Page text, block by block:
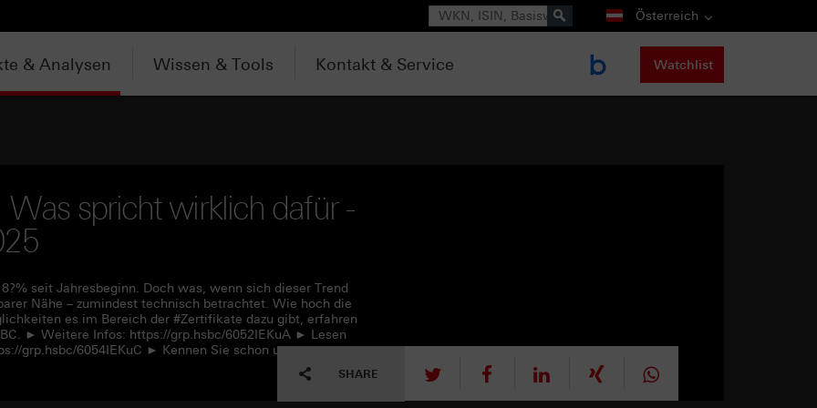
Suche Österreich
& Analysen Wissen & Tools Kontakt & Service Watchlist
spricht wirklich dafür -
seit Jahresbeginn. Doch was, wenn sich dieser Trend
Nähe – zumindest technisch betrachtet. Wie hoch die
es im Bereich der #Zertifikate dazu gibt, erfahren
► Weitere Infos: https://grp.hsbc/6052IEKuA ► Lesen
grp.hsbc/6054IEKuC ► Kennen Sie schon unseren
SHARE tweet mitteilen